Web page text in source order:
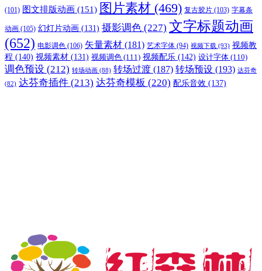
(101) 图文排版动画 (151) 图片素材 (469) 复古胶片 (103) 字幕条
动画 (105) 幻灯片动画 (131) 摄影调色 (227) 文字标题动画
(652) 电影调色 (106) 矢量素材 (181) 艺术字体 (94) 视频下载 (93) 视频教
程 (140) 视频素材 (131) 视频调色 (111) 视频配乐 (142) 设计字体 (110)
调色预设 (212) 转场动画 (88) 转场过渡 (187) 转场预设 (193) 达芬奇
(82) 达芬奇插件 (213) 达芬奇模板 (220) 配乐音效 (137)